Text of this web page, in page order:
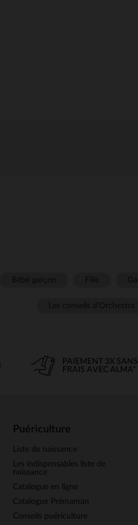
PAIEMENT 3X SANS
FRAIS AVEC ALMA*
Puériculture
Liste de naissance
Les indispensables liste de
naissance
Catalogue en ligne
Catalogue Prémaman
Conseils puériculture